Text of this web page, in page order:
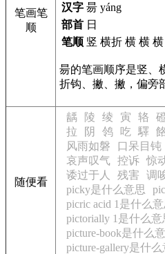
笔画笔
顺
汉字 昜 yáng
部首 日
笔顺 竖 横折 横 横
昜的笔画顺序是竖、
折钩、撇、撇，偏旁
随便看
龋 陵 绫 寅 辂
拉
阴 鸰 吃 驛
风雨如磐
口呆目钝
哀声叹气 控诉 惊
诿过于人
残害 调
picky是什么意思
picric acid 1是什么意
pictorially 1是什么意
picture-book是什么
picture-gallery是什么